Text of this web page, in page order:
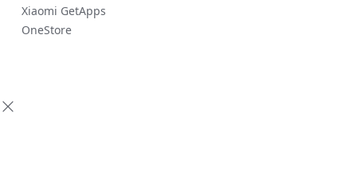
Xiaomi GetApps
OneStore